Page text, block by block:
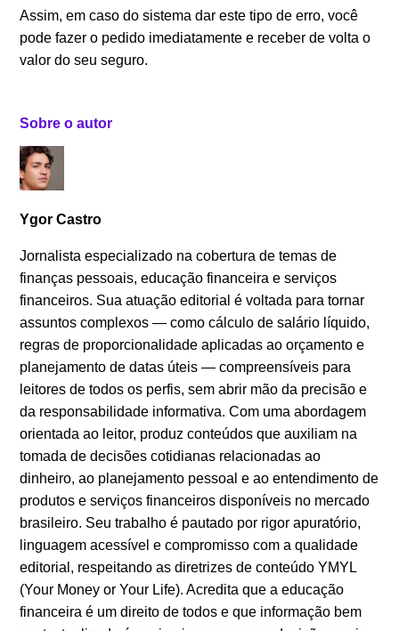
Assim, em caso do sistema dar este tipo de erro, você
pode fazer o pedido imediatamente e receber de volta o
valor do seu seguro.
Sobre o autor
Ygor Castro
Jornalista especializado na cobertura de temas de
finanças pessoais, educação financeira e serviços
financeiros. Sua atuação editorial é voltada para tornar
assuntos complexos — como cálculo de salário líquido,
regras de proporcionalidade aplicadas ao orçamento e
planejamento de datas úteis — compreensíveis para
leitores de todos os perfis, sem abrir mão da precisão e
da responsabilidade informativa. Com uma abordagem
orientada ao leitor, produz conteúdos que auxiliam na
tomada de decisões cotidianas relacionadas ao
dinheiro, ao planejamento pessoal e ao entendimento de
produtos e serviços financeiros disponíveis no mercado
brasileiro. Seu trabalho é pautado por rigor apuratório,
linguagem acessível e compromisso com a qualidade
editorial, respeitando as diretrizes de conteúdo YMYL
(Your Money or Your Life). Acredita que a educação
financeira é um direito de todos e que informação bem